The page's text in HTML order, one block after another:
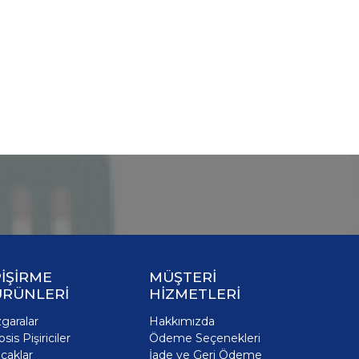
Pişiriciler
MÜŞTERİ
HİZMETLERİ
Hakkımızda
Ödeme Seçenekleri
İade ve Geri Ödeme